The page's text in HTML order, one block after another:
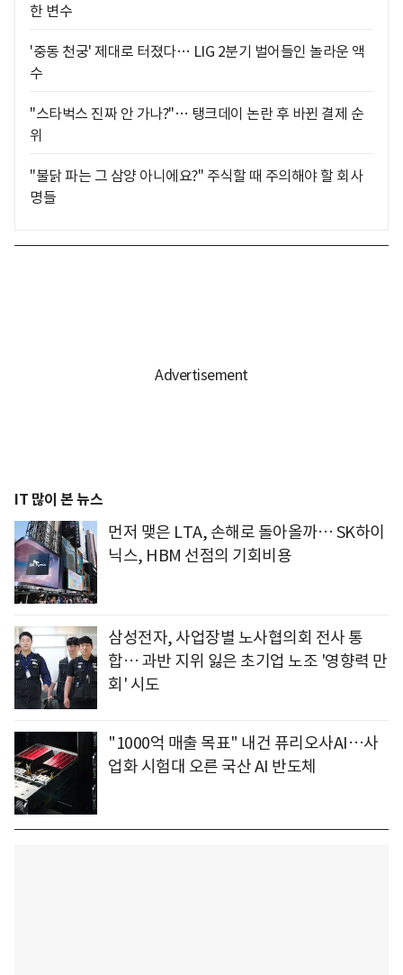
한 변수
'중동 천궁' 제대로 터졌다… LIG 2분기 벌어들인 놀라운 액
수
"스타벅스 진짜 안 가나?"… 탱크데이 논란 후 바뀐 결제 순
위
"불닭 파는 그 삼양 아니에요?" 주식할 때 주의해야 할 회사
명들
IT 많이 본 뉴스
먼저 맺은 LTA, 손해로 돌아올까… SK하이
닉스, HBM 선점의 기회비용
삼성전자, 사업장별 노사협의회 전사 통
합… 과반 지위 잃은 초기업 노조 '영향력 만
회' 시도
"1000억 매출 목표" 내건 퓨리오사AI…사
업화 시험대 오른 국산 AI 반도체